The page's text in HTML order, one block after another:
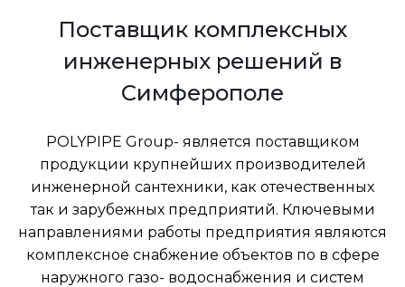
Поставщик комплексных
инженерных решений в
Симферополе
POLYPIPE Group- является поставщиком
продукции крупнейших производителей
инженерной сантехники, как отечественных
так и зарубежных предприятий. Ключевыми
направлениями работы предприятия являются
комплексное снабжение объектов по в сфере
наружного газо- водоснабжения и систем